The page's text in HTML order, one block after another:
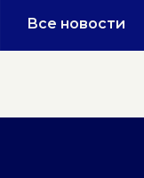
Все новости